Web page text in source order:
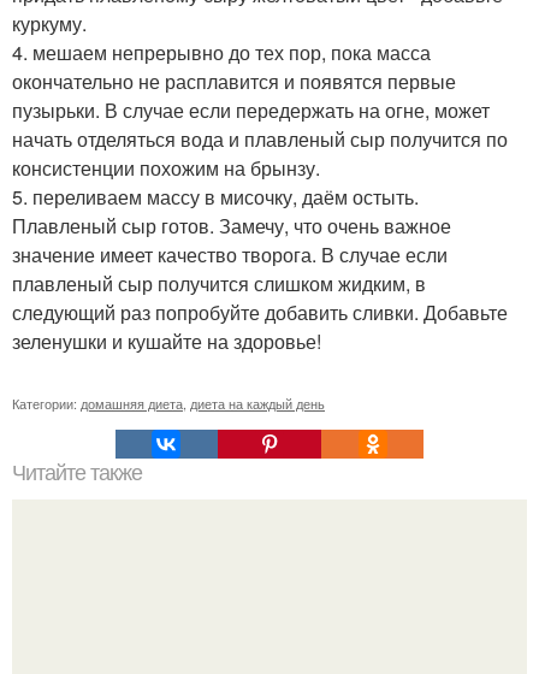
куркуму.
4. мешаем непрерывно до тех пор, пока масса
окончательно не расплавится и появятся первые
пузырьки. В случае если передержать на огне, может
начать отделяться вода и плавленый сыр получится по
консистенции похожим на брынзу.
5. переливаем массу в мисочку, даём остыть.
Плавленый сыр готов. Замечу, что очень важное
значение имеет качество творога. В случае если
плавленый сыр получится слишком жидким, в
следующий раз попробуйте добавить сливки. Добавьте
зеленушки и кушайте на здоровье!
Категории: домашняя диета диета на каждый день
Читайте также